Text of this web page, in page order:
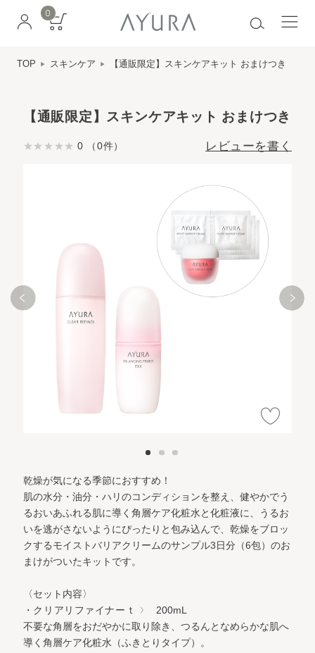
0
TOP スキンケア 【通販限定】スキンケアキット おまけつき
【通販限定】スキンケアキット おまけつき
0 （0件） レビューを書く
乾燥が気になる季節におすすめ！
肌の水分・油分・ハリのコンディションを整え、健やかでう
るおいあふれる肌に導く角層ケア化粧水と化粧液に、うるお
いを逃がさないようにぴったりと包み込んで、乾燥をブロッ
クするモイストバリアクリームのサンプル3日分（6包）のお
まけがついたキットです。
〈セット内容〉
・クリアリファイナーｔ
200mL
不要な角層をおだやかに取り除き、つるんとなめらかな肌へ
導く角層ケア化粧水（ふきとりタイプ）。